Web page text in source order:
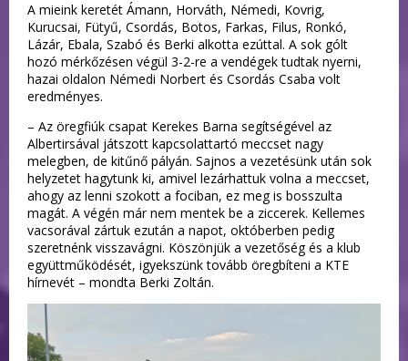
A mieink keretét Ámann, Horváth, Némedi, Kovrig,
Kurucsai, Fütyű, Csordás, Botos, Farkas, Filus, Ronkó,
Lázár, Ebala, Szabó és Berki alkotta ezúttal. A sok gólt
hozó mérkőzésen végül 3-2-re a vendégek tudtak nyerni,
hazai oldalon Némedi Norbert és Csordás Csaba volt
eredményes.
– Az öregfiúk csapat Kerekes Barna segítségével az
Albertirsával játszott kapcsolattartó meccset nagy
melegben, de kitűnő pályán. Sajnos a vezetésünk után sok
helyzetet hagytunk ki, amivel lezárhattuk volna a meccset,
ahogy az lenni szokott a fociban, ez meg is bosszulta
magát. A végén már nem mentek be a ziccerek. Kellemes
vacsorával zártuk ezután a napot, októberben pedig
szeretnénk visszavágni. Köszönjük a vezetőség és a klub
együttműködését, igyekszünk tovább öregbíteni a KTE
hírnevét – mondta Berki Zoltán.